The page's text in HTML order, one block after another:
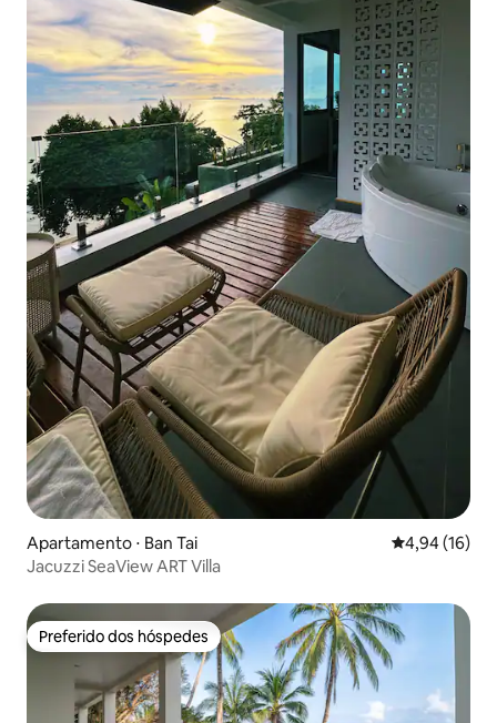
Apartamento ⋅ Ban Tai 4,94 de uma
4,94 (16)
Jacuzzi SeaView ART Villa
Preferido dos hóspedes
Preferido dos hóspedes